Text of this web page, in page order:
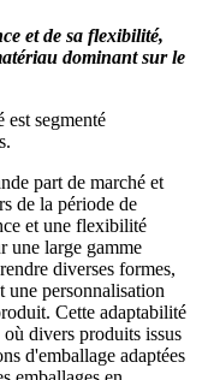
et de sa flexibilité,
dominant sur le
segmenté
part de marché et
de la période de
et une flexibilité
une large gamme
diverses formes,
personnalisation
Cette adaptabilité
divers produits issus
d'emballage adaptées